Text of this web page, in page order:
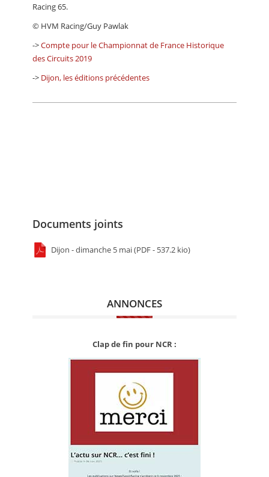
Racing 65.
© HVM Racing/Guy Pawlak
->Compte pour le Championnat de France Historique
des Circuits 2019
-> Dijon, les éditions précédentes
Documents joints
Dijon - dimanche 5 mai (PDF - 537.2 kio)
ANNONCES
Clap de fin pour NCR :